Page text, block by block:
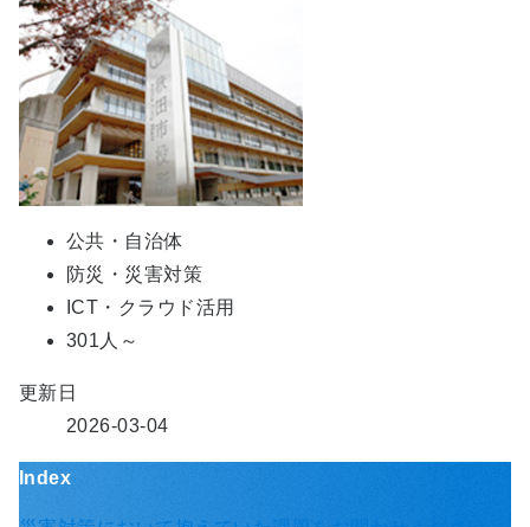
公共・自治体
防災・災害対策
ICT・クラウド活用
301人～
更新日
2026-03-04
Index